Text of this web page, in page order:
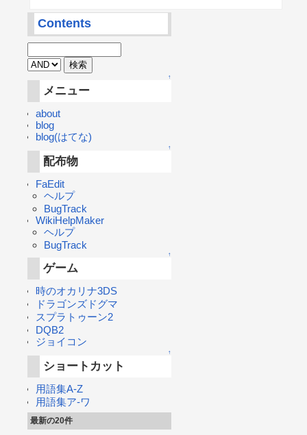
Contents
↑
メニュー
about
blog
blog(はてな)
↑
配布物
FaEdit
ヘルプ
BugTrack
WikiHelpMaker
ヘルプ
BugTrack
↑
ゲーム
時のオカリナ3DS
ドラゴンズドグマ
スプラトゥーン2
DQB2
ジョイコン
↑
ショートカット
用語集A-Z
用語集ア-ワ
最新の20件